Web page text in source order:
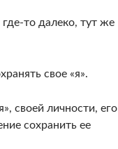
то далеко, тут же
свое «я».
своей личности, его
сохранить ее